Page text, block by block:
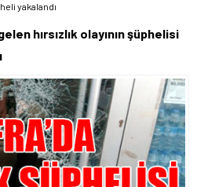
yakalandı
hırsızlık olayının şüphelisi